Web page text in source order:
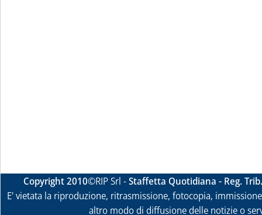
Copyright 2010©RIP Srl -Staffetta Quotidiana - Reg.
E' vietata la riproduzione, ritrasmissione, fotocopia,
altro modo di diffusione delle notizie o